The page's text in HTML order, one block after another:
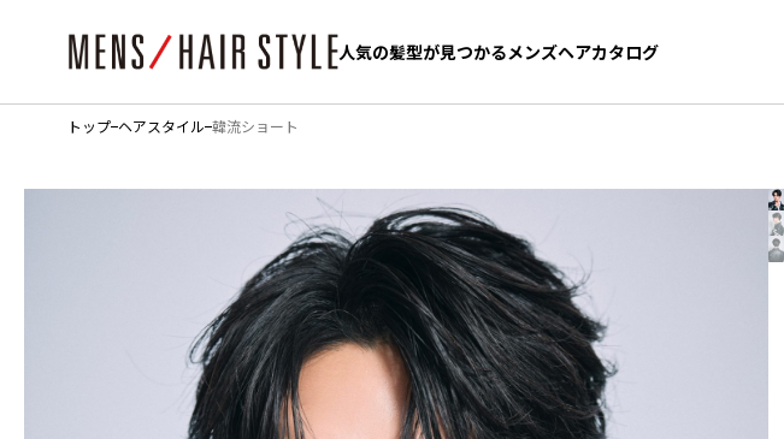
人気の髪型が見つかるメンズヘアカタログ
人気の髪型が見つかるメンズヘアカタログ
トップ ヘアスタイル 韓流ショート